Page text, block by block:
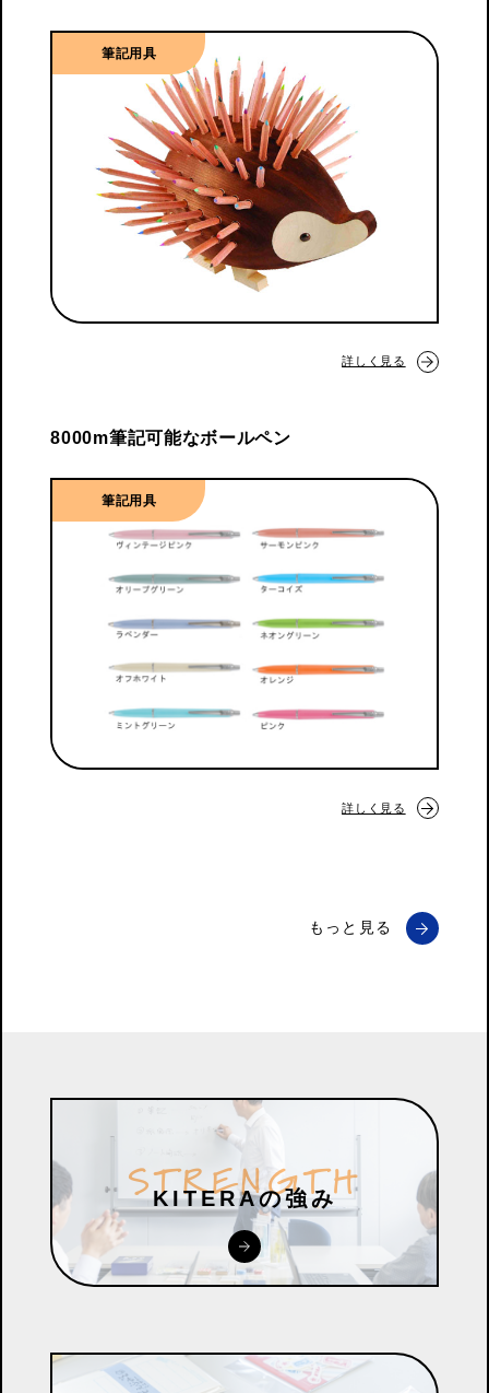
筆記用具
詳しく見る
8000m筆記可能なボールペン
筆記用具
詳しく見る
もっと見る
STRENGTH
KITERAの強み